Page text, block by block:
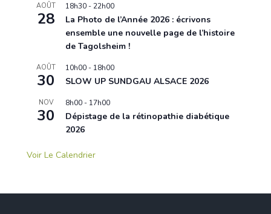
AOÛT
28
18h30 -22h00
La Photo de l’Année 2026 : écrivons
ensemble une nouvelle page de l’histoire
de Tagolsheim !
AOÛT
30
10h00 - 18h00
SLOW UP SUNDGAU ALSACE 2026
NOV
30
8h00 - 17h00
Dépistage de la rétinopathie diabétique
2026
Voir Le Calendrier